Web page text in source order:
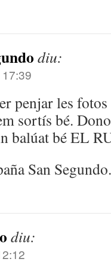
diu:
penjar les
sortís bé.
balúat bé EL
San Segundo.
diu: